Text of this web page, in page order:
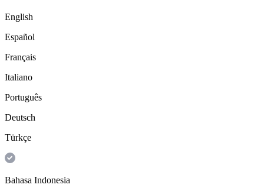
English
Español
Français
Italiano
Português
Deutsch
Türkçe
Bahasa Indonesia